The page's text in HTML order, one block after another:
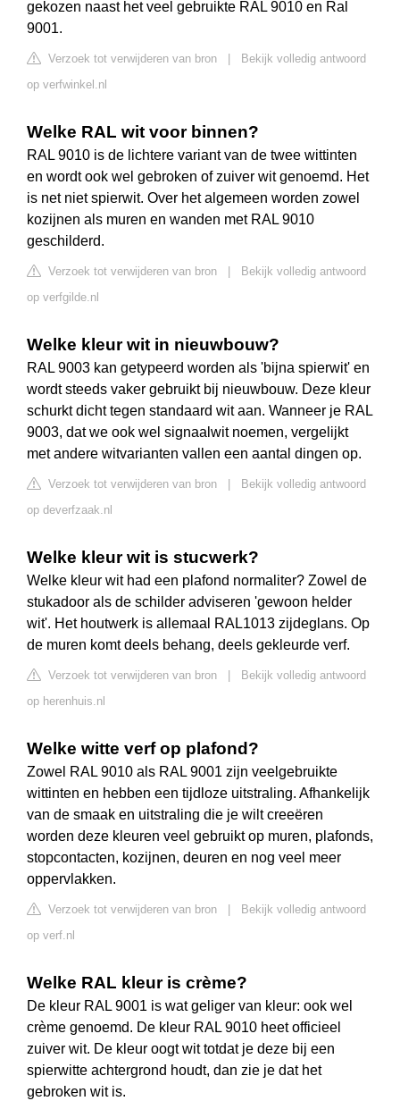
gekozen naast het veel gebruikte RAL 9010 en Ral
9001.
Verzoek tot verwijderen van bron
Bekijk volledig antwoord
op verfwinkel.nl
Welke RAL wit voor binnen?
RAL 9010 is de lichtere variant van de twee wittinten
en wordt ook wel gebroken of zuiver wit genoemd. Het
is net niet spierwit. Over het algemeen worden zowel
kozijnen als muren en wanden met RAL 9010
geschilderd.
Verzoek tot verwijderen van bron
Bekijk volledig antwoord
op verfgilde.nl
Welke kleur wit in nieuwbouw?
RAL 9003 kan getypeerd worden als 'bijna spierwit' en
wordt steeds vaker gebruikt bij nieuwbouw. Deze kleur
schurkt dicht tegen standaard wit aan. Wanneer je RAL
9003, dat we ook wel signaalwit noemen, vergelijkt
met andere witvarianten vallen een aantal dingen op.
Verzoek tot verwijderen van bron
Bekijk volledig antwoord
op deverfzaak.nl
Welke kleur wit is stucwerk?
Welke kleur wit had een plafond normaliter? Zowel de
stukadoor als de schilder adviseren 'gewoon helder
wit'. Het houtwerk is allemaal RAL1013 zijdeglans. Op
de muren komt deels behang, deels gekleurde verf.
Verzoek tot verwijderen van bron
Bekijk volledig antwoord
op herenhuis.nl
Welke witte verf op plafond?
Zowel RAL 9010 als RAL 9001 zijn veelgebruikte
wittinten en hebben een tijdloze uitstraling. Afhankelijk
van de smaak en uitstraling die je wilt creeëren
worden deze kleuren veel gebruikt op muren, plafonds,
stopcontacten, kozijnen, deuren en nog veel meer
oppervlakken.
Verzoek tot verwijderen van bron
Bekijk volledig antwoord
op verf.nl
Welke RAL kleur is crème?
De kleur RAL 9001 is wat geliger van kleur: ook wel
crème genoemd. De kleur RAL 9010 heet officieel
zuiver wit. De kleur oogt wit totdat je deze bij een
spierwitte achtergrond houdt, dan zie je dat het
gebroken wit is.